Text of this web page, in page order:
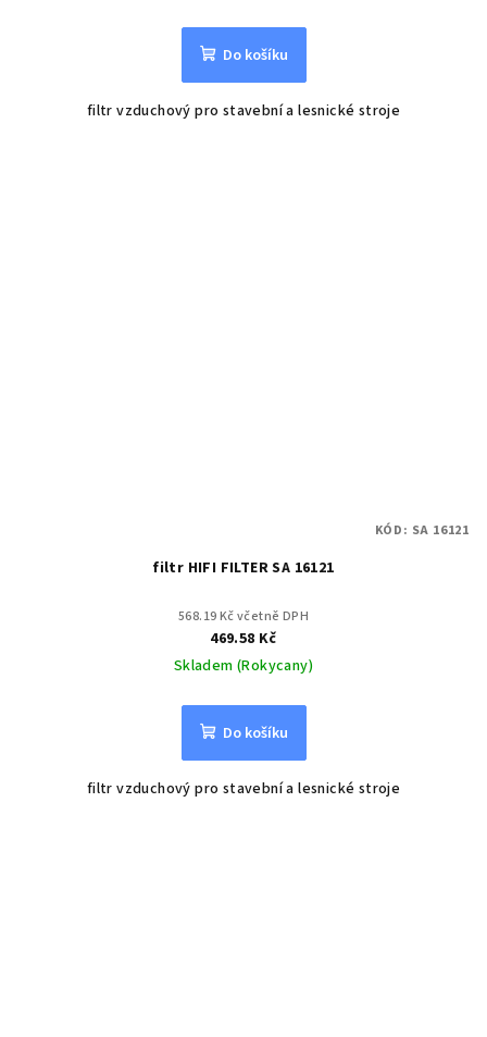
Do košíku
filtr vzduchový pro stavební a lesnické stroje
filtr HIFI FILTER SA 16121
568.19 Kč včetně DPH
469.58 Kč
Skladem (Rokycany)
Do košíku
filtr vzduchový pro stavební a lesnické stroje
KÓD: SA 16121